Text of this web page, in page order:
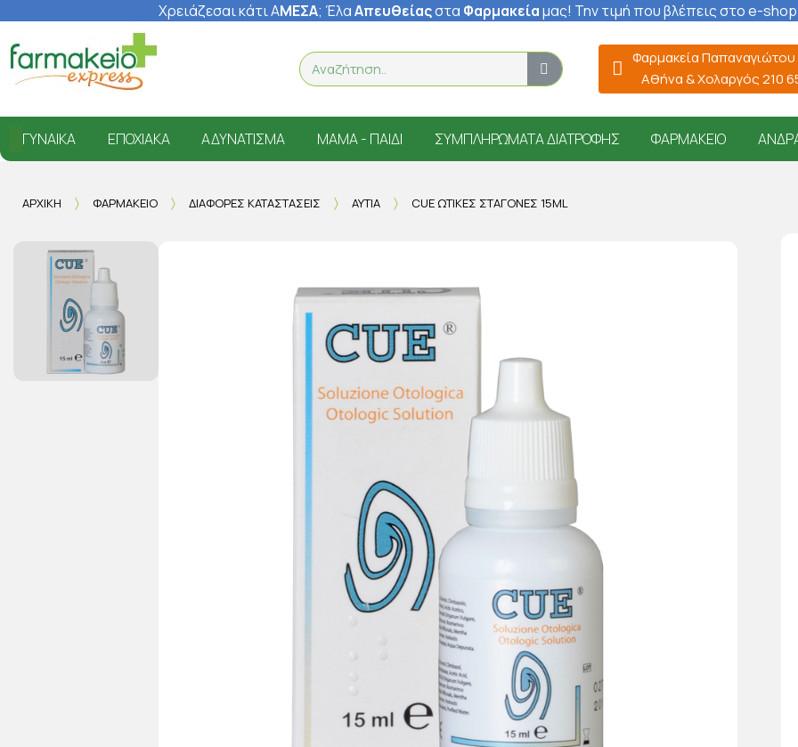
Χρειάζεσαι κάτι ΑΜΕΣΑ; ΈλαΑπευθείαςστα Φαρμακείαμας! Την τιμή που βλέπεις στο e-
Φαρμακεία Παπαναγιώτου
Αθήνα & Χολαργός 210
ΓΥΝΑΊΚΑ ΕΠΟΧΙΑΚΆ ΑΔΥΝΆΤΙΣΜΑ ΜΑΜΆ - ΠΑΙΔΊ ΣΥΜΠΛΗΡΏΜΑΤΑ ΔΙΑΤΡΟΦΉΣ ΦΑΡΜΑΚΕΊΟ
ΑΡΧΙΚΉ ΦΑΡΜΑΚΕΊΟ ΔΙΆΦΟΡΕΣ ΚΑΤΑΣΤΆΣΕΙΣ ΑΥΤΙΆ CUE ΩΤΙΚΈΣ ΣΤΑΓΌΝΕΣ 15ML